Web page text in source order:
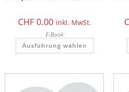
CHF0.00 inkl. MwSt.
E-Book
Ausführung wählen